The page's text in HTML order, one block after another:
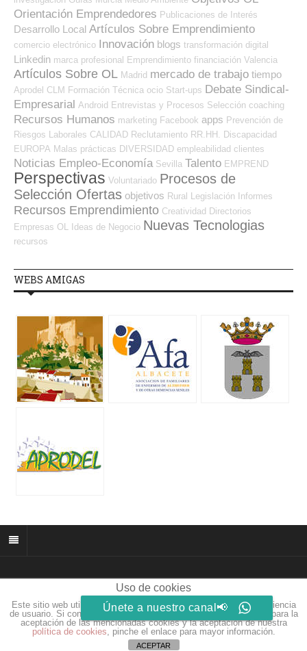
Orientación Emprendedores Publicaciones de Interés
Desarrollo Local Artículos Sobre Emprendimiento
comercio electrónico Innovación blogs transformación digital
Linkedin marca profesional Emprendimiento financiación Valencia
Artículos Sobre OL Madrid mercado de trabajo tiempo
Aprodel CLM Formación Técnica ocio Start-ups Debate Sindical-
Empresarial Android Entrevistas y Procesos Selección coaching
Recursos Humanos marketing Facebook apps Prevención de
Riesgos Laborales CALIDAD Reclutamiento RR.HH. Discapacidad
EUROPA Malas prácticas DIVERSIDAD empleabilidad clientes
Noticias Empleo-Economía Sevilla Talento EMPREND
Perspectivas Voluntariado Procesos de
Selección Ofertas objetivos Rural Legislación Informes
Recursos Emprendimiento Creatividad Directorios
Empresas OL Ideas de Negocio Nuevas Tecnologias
recursos
WEBS AMIGAS
© 2026 muñozparreño.es | Creative commons.
Web byEidosdesarrolloweb.com
Uso de cookies
Este sitio web utiliza cookies para que usted tenga la mejor experiencia
de usuario. Si continúa navegando está dando su consentimiento para la
aceptación de las mencionadas cookies y la aceptación de nuestra
política de cookies, pinche el enlace para mayor información.
ACEPTAR
Únete a nuestro canal📢